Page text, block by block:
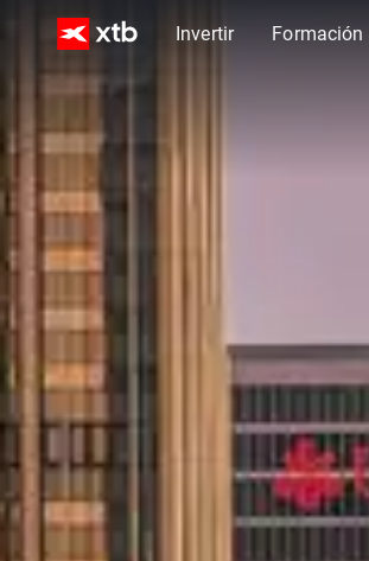
Invertir Formación